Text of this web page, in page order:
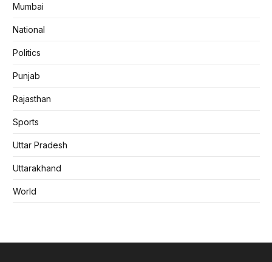
Mumbai
National
Politics
Punjab
Rajasthan
Sports
Uttar Pradesh
Uttarakhand
World